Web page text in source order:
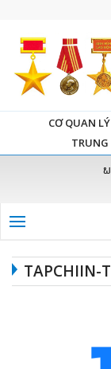
CƠ QUAN
TAPCHIIN-